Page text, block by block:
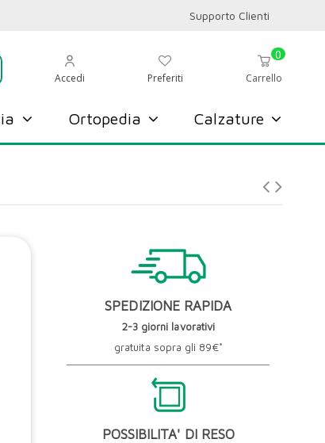
Supporto Clienti
Accedi Preferiti
0
Carrello
Ortopedia Calzature
SPEDIZIONE RAPIDA
2-3 giorni lavorativi
gratuita sopra gli 89€*
POSSIBILITA' DI RESO